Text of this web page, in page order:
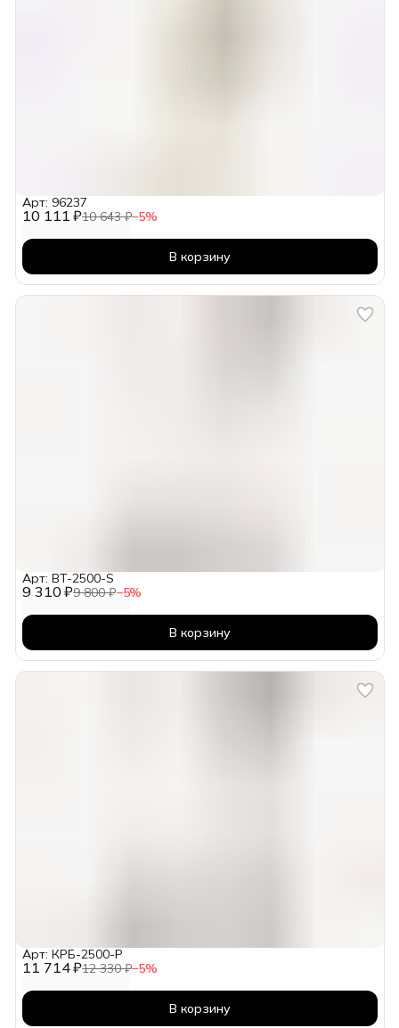
10 111 ₽10 643 ₽−5%
Арт: 96237
В корзину
9 310 ₽9 800 ₽−5%
Арт: BT-2500-S
В корзину
11 714 ₽12 330 ₽−5%
Арт: КРБ-2500-Р
В корзину